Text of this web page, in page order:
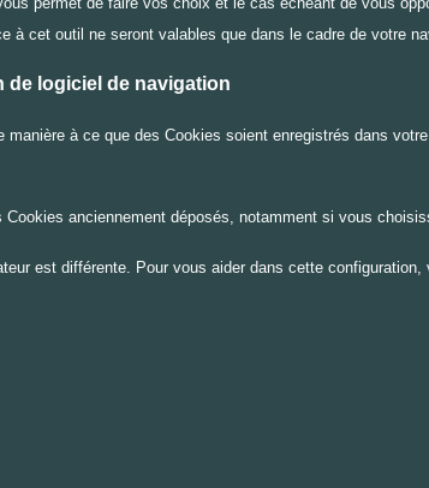
à cet outil ne seront valables que dans le cadre de votre
de logiciel de navigation
à ce que des Cookies soient enregistrés dans
anciennement déposés, notamment si vous
est différente. Pour vous aider dans cette